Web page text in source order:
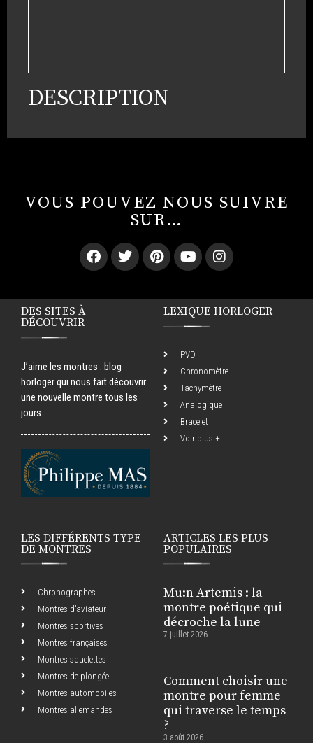
DESCRIPTION
VOUS POUVEZ NOUS SUIVRE
SUR…
DES SITES À
DÉCOUVRIR
J’aime les montres : blog
horloger qui nous fait découvrir
une nouvelle montre tous les
jours.
LEXIQUE HORLOGER
PVD
Chronomètre
Tachymètre
Analogique
Bracelet
Voir plus +
LES DIFFÉRENTS TYPE
DE MONTRES
Chronographes
Montres d’aviateur
Montres sportives
Montres françaises
Montres squelettes
Montres de plongée
Montres automobiles
Montres allemandes
ARTICLES LES PLUS
POPULAIRES
Mu:n Artemis : la
montre poétique qui
décroche la lune
7 juillet 2026
Comment choisir une
montre pour femme
qui traverse le temps
?
3 août 2026